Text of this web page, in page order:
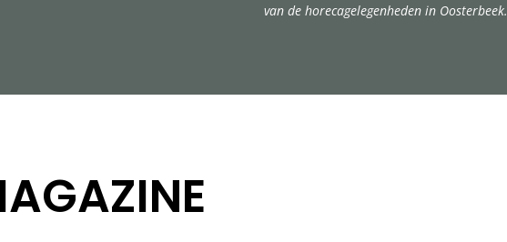
van de horecagelegenheden in Oosterbeek.